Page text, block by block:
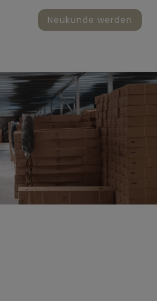
Neukunde werden